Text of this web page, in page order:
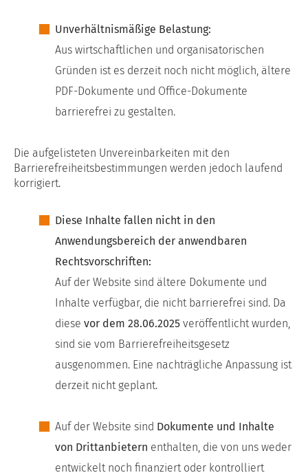
Unverhältnismäßige Belastung:
Aus wirtschaftlichen und organisatorischen
Gründen ist es derzeit noch nicht möglich, ältere
PDF-Dokumente und Office-Dokumente
barrierefrei zu gestalten.
Die aufgelisteten Unvereinbarkeiten mit den
Barrierefreiheitsbestimmungen werden jedoch laufend
korrigiert.
Diese Inhalte fallen nicht in den
Anwendungsbereich der anwendbaren
Rechtsvorschriften:
Auf der Website sind ältere Dokumente und
Inhalte verfügbar, die nicht barrierefrei sind. Da
diese vor dem 28.06.2025 veröffentlicht wurden,
sind sie vom Barrierefreiheitsgesetz
ausgenommen. Eine nachträgliche Anpassung ist
derzeit nicht geplant.
Auf der Website sind Dokumente und Inhalte
von Drittanbietern enthalten, die von uns weder
entwickelt noch finanziert oder kontrolliert